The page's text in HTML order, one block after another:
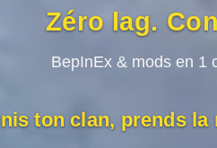
Zéro lag.
BepInEx & mods en 1
ton clan, prends